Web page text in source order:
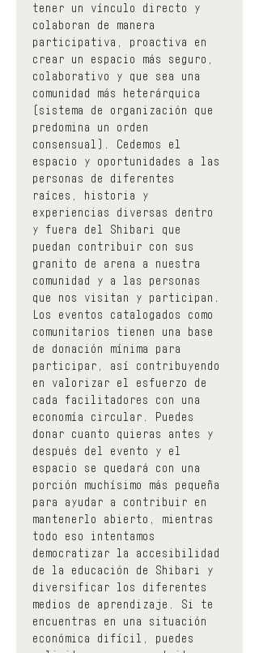
tener un vínculo directo y
colaboran de manera
participativa, proactiva en
crear un espacio más seguro,
colaborativo y que sea una
comunidad más heterárquica
(sistema de organización que
predomina un orden
consensual). Cedemos el
espacio y oportunidades a las
personas de diferentes
raíces, historia y
experiencias diversas dentro
y fuera del Shibari que
puedan contribuir con sus
granito de arena a nuestra
comunidad y a las personas
que nos visitan y participan.
Los eventos catalogados como
comunitarios tienen una base
de donación mínima para
participar, así contribuyendo
en valorizar el esfuerzo de
cada facilitadores con una
economía circular. Puedes
donar cuanto quieras antes y
después del evento y el
espacio se quedará con una
porción muchísimo más pequeña
para ayudar a contribuir en
mantenerlo abierto, mientras
todo eso intentamos
democratizar la accesibilidad
de la educación de Shibari y
diversificar los diferentes
medios de aprendizaje. Si te
encuentras en una situación
económica difícil, puedes